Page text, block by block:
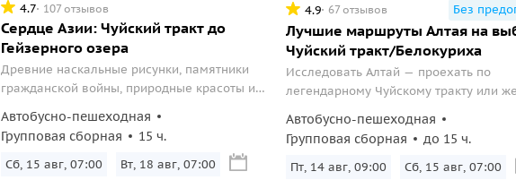
4.7 107 отзывов
Сердце Азии: Чуйский тракт до
Гейзерного озера
Древние наскальные рисунки, памятники
гражданской войны, природные красоты и
туре по Чуйскому тракту.
Автобусно-пешеходная
Групповая сборная
15 ч.
Сб, 15 авг, 07:00 Вт, 18 авг, 07:00
4.9 67 отзывов Без
Лучшие маршруты Алтая на
Чуйский тракт/Белокуриха
Исследовать Алтай — проехать по
легендарному Чуйскому тракту или же
Автобусно-пешеходная
Групповая сборная
до 15 ч.
Пт, 14 авг, 09:00 Сб, 15 авг, 07:00